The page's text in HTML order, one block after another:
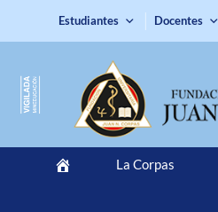
Estudiantes Docentes
La Corpas